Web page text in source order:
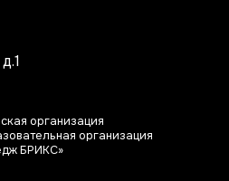
организация
организация
БРИКС»